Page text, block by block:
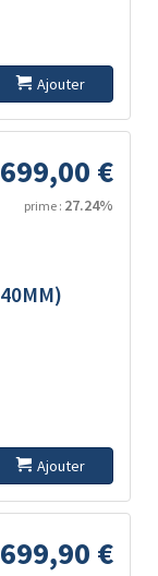
Ajouter
699,00 €
prime : 27.24%
Ajouter
699,90 €